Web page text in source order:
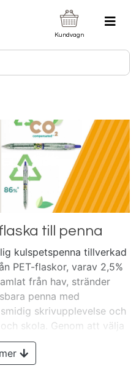
Kundvagn
till penna
kulspetspenna tillverkad
PET-flaskor, varav 2,5%
från hav, stränder
penna med
skrivupplevelse och
skola. Genom att välja
minska plastavfall och
du får en högkvalitativ